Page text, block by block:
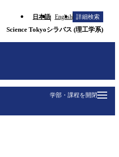
日本語 English 詳細検索
Science Tokyoシラバス (理工学系)
学部・課程を開閉